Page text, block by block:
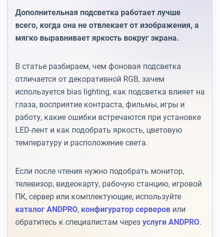
Дополнительная подсветка работает лучше
всего, когда она не отвлекает от изображения, а
мягко выравнивает яркость вокруг экрана.
В статье разбираем, чем фоновая подсветка
отличается от декоративной RGB, зачем
используется bias lighting, как подсветка влияет на
глаза, восприятие контраста, фильмы, игры и
работу, какие ошибки встречаются при установке
LED-лент и как подобрать яркость, цветовую
температуру и расположение света.
Если после чтения нужно подобрать монитор,
телевизор, видеокарту, рабочую станцию, игровой
ПК, сервер или комплектующие, используйте
каталог ANDPRO, конфигуратор серверов или
обратитесь к специалистам через услуги ANDPRO.